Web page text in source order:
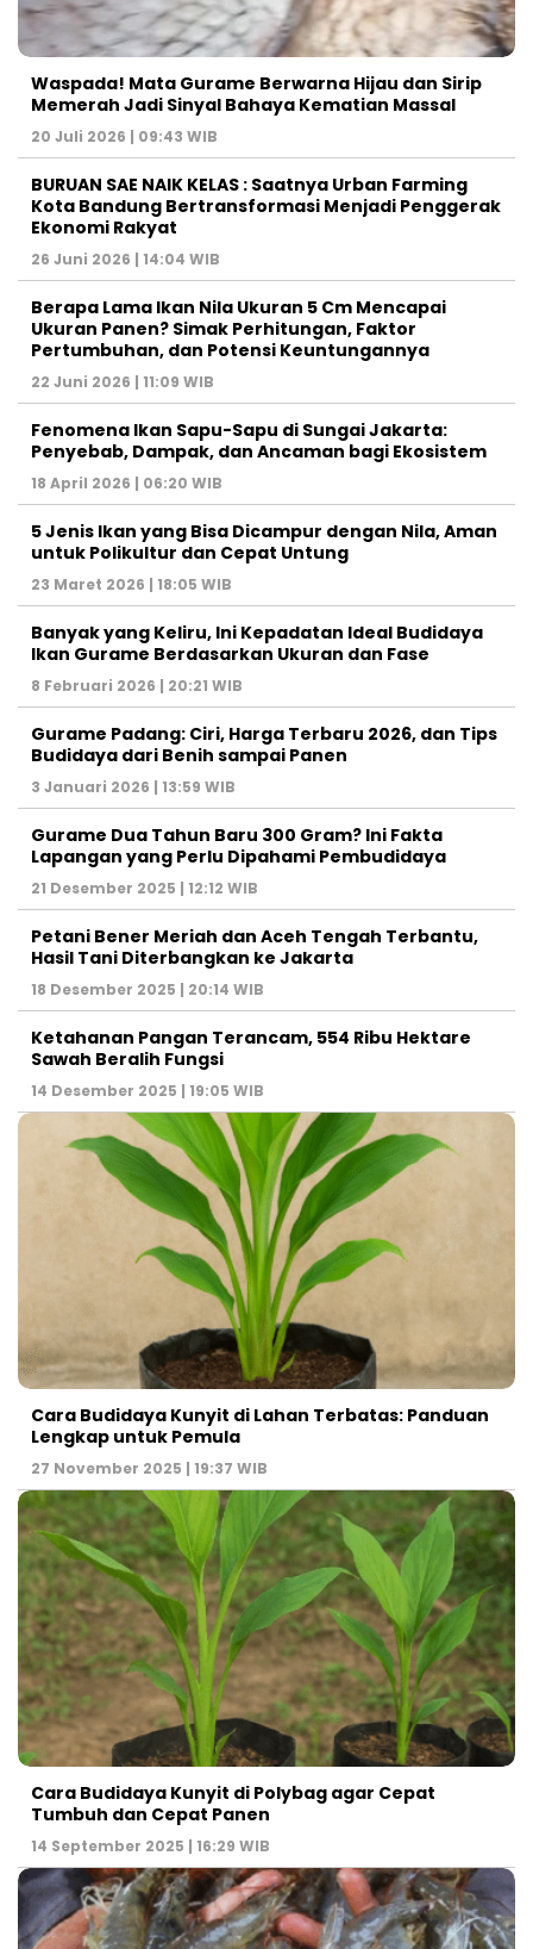
Waspada! Mata Gurame Berwarna Hijau dan Sirip
Memerah Jadi Sinyal Bahaya Kematian Massal
20 Juli 2026 | 09:43 WIB
BURUAN SAE NAIK KELAS : Saatnya Urban Farming
Kota Bandung Bertransformasi Menjadi Penggerak
Ekonomi Rakyat
26 Juni 2026 | 14:04 WIB
Berapa Lama Ikan Nila Ukuran 5 Cm Mencapai
Ukuran Panen? Simak Perhitungan, Faktor
Pertumbuhan, dan Potensi Keuntungannya
22 Juni 2026 | 11:09 WIB
Fenomena Ikan Sapu-Sapu di Sungai Jakarta:
Penyebab, Dampak, dan Ancaman bagi Ekosistem
18 April 2026 | 06:20 WIB
5 Jenis Ikan yang Bisa Dicampur dengan Nila, Aman
untuk Polikultur dan Cepat Untung
23 Maret 2026 | 18:05 WIB
Banyak yang Keliru, Ini Kepadatan Ideal Budidaya
Ikan Gurame Berdasarkan Ukuran dan Fase
8 Februari 2026 | 20:21 WIB
Gurame Padang: Ciri, Harga Terbaru 2026, dan Tips
Budidaya dari Benih sampai Panen
3 Januari 2026 | 13:59 WIB
Gurame Dua Tahun Baru 300 Gram? Ini Fakta
Lapangan yang Perlu Dipahami Pembudidaya
21 Desember 2025 | 12:12 WIB
Petani Bener Meriah dan Aceh Tengah Terbantu,
Hasil Tani Diterbangkan ke Jakarta
18 Desember 2025 | 20:14 WIB
Ketahanan Pangan Terancam, 554 Ribu Hektare
Sawah Beralih Fungsi
14 Desember 2025 | 19:05 WIB
Cara Budidaya Kunyit di Lahan Terbatas: Panduan
Lengkap untuk Pemula
27 November 2025 | 19:37 WIB
Cara Budidaya Kunyit di Polybag agar Cepat
Tumbuh dan Cepat Panen
14 September 2025 | 16:29 WIB